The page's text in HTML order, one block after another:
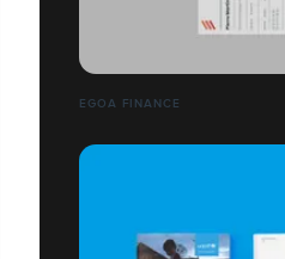
EGOA FINANCE